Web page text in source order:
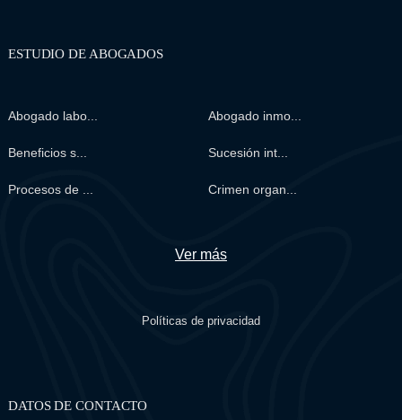
ESTUDIO DE ABOGADOS
Abogado labo... Abogado inmo...
Beneficios s... Sucesión int...
Procesos de ... Crimen organ...
Ver más
Políticas de privacidad
DATOS DE CONTACTO